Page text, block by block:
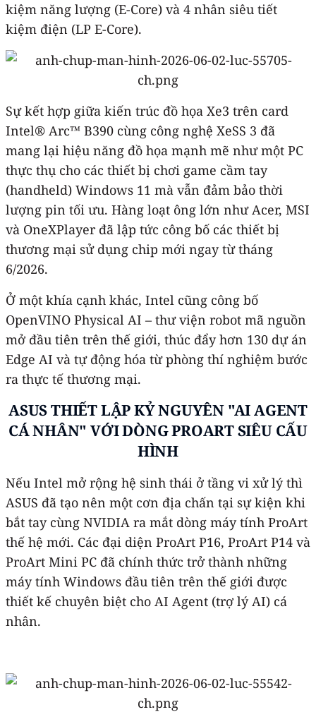
kiệm năng lượng (E-Core) và 4 nhân siêu tiết
kiệm điện (LP E-Core). ​
Sự kết hợp giữa kiến trúc đồ họa Xe3 trên card
Intel® Arc™ B390 cùng công nghệ XeSS 3 đã
mang lại hiệu năng đồ họa mạnh mẽ như một PC
thực thụ cho các thiết bị chơi game cầm tay
(handheld) Windows 11 mà vẫn đảm bảo thời
lượng pin tối ưu. Hàng loạt ông lớn như Acer, MSI
và OneXPlayer đã lập tức công bố các thiết bị
thương mại sử dụng chip mới ngay từ tháng
6/2026.
Ở một khía cạnh khác, Intel cũng công bố
OpenVINO Physical AI – thư viện robot mã nguồn
mở đầu tiên trên thế giới, thúc đẩy hơn 130 dự án
Edge AI và tự động hóa từ phòng thí nghiệm bước
ra thực tế thương mại. ​
ASUS THIẾT LẬP KỶ NGUYÊN "AI AGENT
CÁ NHÂN" VỚI DÒNG PROART SIÊU CẤU
HÌNH
​Nếu Intel mở rộng hệ sinh thái ở tầng vi xử lý thì
ASUS đã tạo nên một cơn địa chấn tại sự kiện khi
bắt tay cùng NVIDIA ra mắt dòng máy tính ProArt
thế hệ mới. Các đại diện ProArt P16, ProArt P14 và
ProArt Mini PC đã chính thức trở thành những
máy tính Windows đầu tiên trên thế giới được
thiết kế chuyên biệt cho AI Agent (trợ lý AI) cá
nhân.